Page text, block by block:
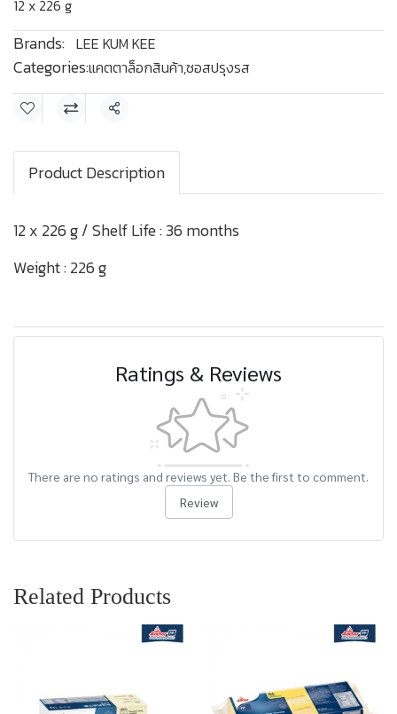
12 x 226 g
Brands: LEE KUM KEE
Categories:แคตตาล็อกสินค้า,ซอสปรุงรส
Share
Product Description
12 x 226 g / Shelf Life : 36 months
Weight : 226 g
Ratings & Reviews
There are no ratings and reviews yet. Be the first to comment.
Review
Related Products